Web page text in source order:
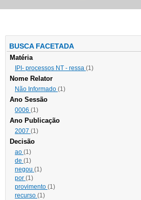
BUSCA FACETADA
Matéria
IPI- processos NT - ressa (1)
Nome Relator
Não Informado (1)
Ano Sessão
0006 (1)
Ano Publicação
2007 (1)
Decisão
ao (1)
de (1)
negou (1)
por (1)
provimento (1)
recurso (1)